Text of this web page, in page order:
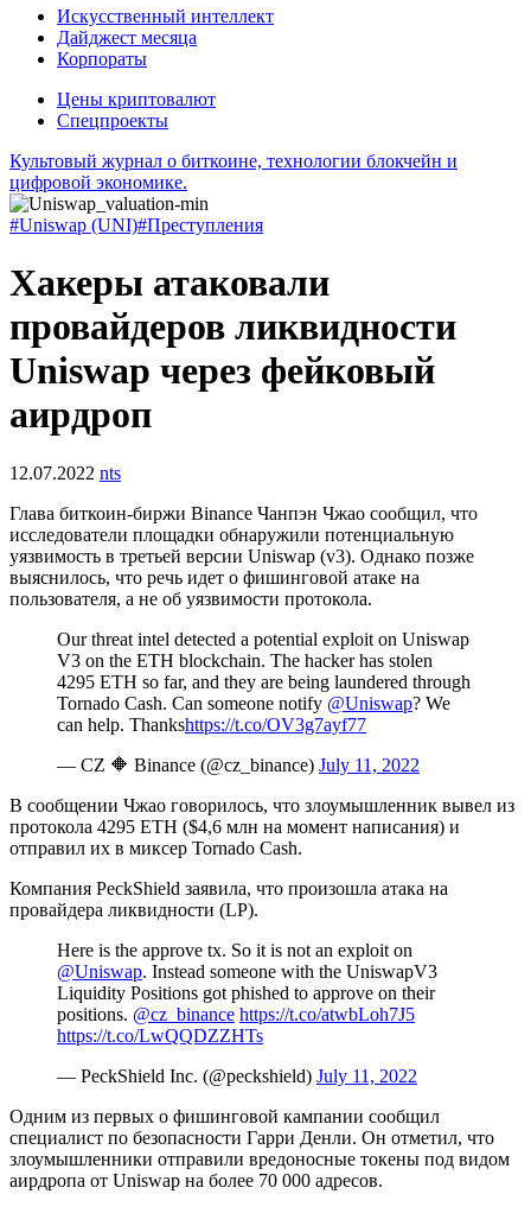
Искусственный интеллект
Дайджест месяца
Корпораты
Цены криптовалют
Спецпроекты
Культовый журнал о биткоине, технологии блокчейн и
цифровой экономике.
#Uniswap (UNI)#Преступления
Хакеры атаковали
провайдеров ликвидности
Uniswap через фейковый
аирдроп
12.07.2022 nts
Глава биткоин-биржи Binance Чанпэн Чжао сообщил, что
исследователи площадки обнаружили потенциальную
уязвимость в третьей версии Uniswap (v3). Однако позже
выяснилось, что речь идет о фишинговой атаке на
пользователя, а не об уязвимости протокола.
Our threat intel detected a potential exploit on Uniswap
V3 on the ETH blockchain. The hacker has stolen
4295 ETH so far, and they are being laundered through
Tornado Cash. Can someone notify @Uniswap? We
can help. Thankshttps://t.co/OV3g7ayf77
— CZ 🔶 Binance (@cz_binance) July 11, 2022
В сообщении Чжао говорилось, что злоумышленник вывел из
протокола 4295 ETH ($4,6 млн на момент написания) и
отправил их в миксер Tornado Cash.
Компания PeckShield заявила, что произошла атака на
провайдера ликвидности (LP).
Here is the approve tx. So it is not an exploit on
@Uniswap. Instead someone with the UniswapV3
Liquidity Positions got phished to approve on their
positions. @cz_binance https://t.co/atwbLoh7J5
https://t.co/LwQQDZZHTs
— PeckShield Inc. (@peckshield) July 11, 2022
Одним из первых о фишинговой кампании сообщил
специалист по безопасности Гарри Денли. Он отметил, что
злоумышленники отправили вредоносные токены под видом
аирдропа от Uniswap на более 70 000 адресов.